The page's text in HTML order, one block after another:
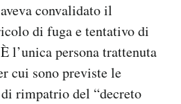
convalidato il
di fuga e tentativo di
l’unica persona trattenuta
cui sono previste le
rimpatrio del “decreto